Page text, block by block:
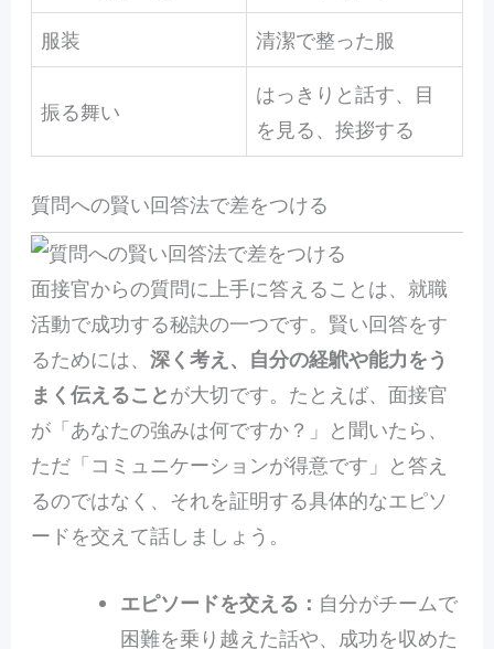
服装 清潔で整った服
振る舞い
はっきりと話す、目
を見る、挨拶する
質問への賢い回答法で差をつける
面接官からの質問に上手に答えることは、就職
活動で成功する秘訣の一つです。賢い回答をす
るためには、 深く考え、自分の経鴏や能力をう
まく伝えることが大切です。たとえば、面接官
が「あなたの強みは何ですか？」と聞いたら、
ただ「コミュニケーションが得意です」と答え
るのではなく、それを証明する具体的なエピソ
ードを交えて話しましょう。
エピソードを交える： 自分がチームで
困難を乗り越えた話や、成功を収めた